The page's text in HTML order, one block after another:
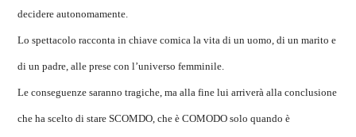
decidere autonomamente.
Lo spettacolo racconta in chiave comica la vita di un uomo, di un marito e
di un padre, alle prese con l’universo femminile.
Le conseguenze saranno tragiche, ma alla fine lui arriverà alla conclusione
che ha scelto di stare SCOMDO, che è COMODO solo quando è